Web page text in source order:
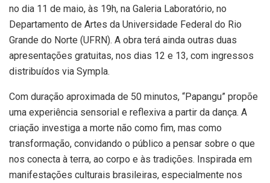
no dia 11 de maio, às 19h, na Galeria Laboratório, no
Departamento de Artes da Universidade Federal do Rio
Grande do Norte (UFRN). A obra terá ainda outras duas
apresentações gratuitas, nos dias 12 e 13, com ingressos
distribuídos via Sympla.
Com duração aproximada de 50 minutos, “Papangu” propõe
uma experiência sensorial e reflexiva a partir da dança. A
criação investiga a morte não como fim, mas como
transformação, convidando o público a pensar sobre o que
nos conecta à terra, ao corpo e às tradições. Inspirada em
manifestações culturais brasileiras, especialmente nos